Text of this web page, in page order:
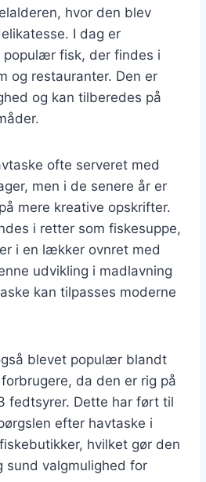
hvor den blev
I dag er
populær fisk, der findes i
og restauranter. Den er
og kan tilberedes på
ofte serveret med
men i de senere år er
mere kreative opskrifter.
i retter som fiskesuppe,
i en lækker ovnret med
udvikling i madlavning
kan tilpasses moderne
blevet populær blandt
da den er rig på
fedtsyrer. Dette har ført til
efter havtaske i
hvilket gør den
valgmulighed for